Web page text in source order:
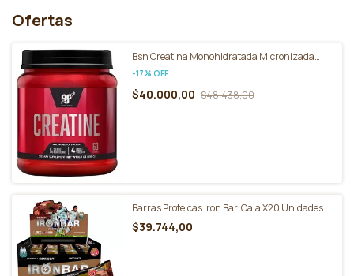
Ofertas
Bsn Creatina Monohidratada Micronizada
-17% OFF
$40.000,00 $48.438,00
Barras Proteicas Iron Bar. Caja X20 Unidades
$39.744,00